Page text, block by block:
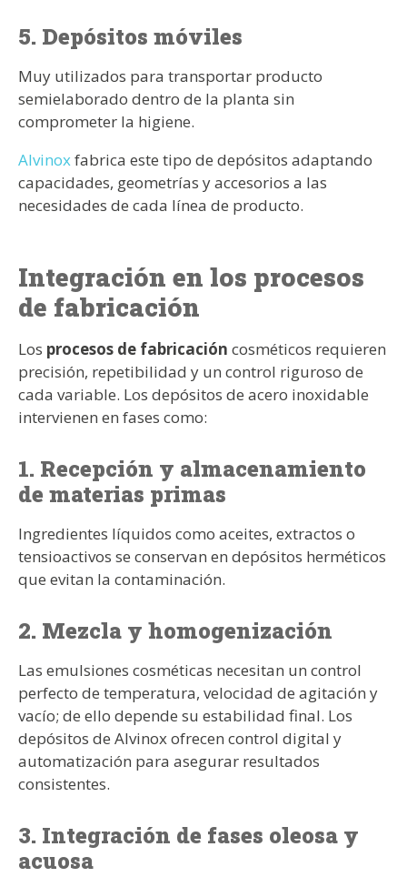
5. Depósitos móviles
Muy utilizados para transportar producto
semielaborado dentro de la planta sin
comprometer la higiene.
Alvinoxfabrica este tipo de depósitos adaptando
capacidades, geometrías y accesorios a las
necesidades de cada línea de producto.
Integración en los procesos
de fabricación
Los procesos de fabricación cosméticos requieren
precisión, repetibilidad y un control riguroso de
cada variable. Los depósitos de acero inoxidable
intervienen en fases como:
1. Recepción y almacenamiento
de materias primas
Ingredientes líquidos como aceites, extractos o
tensioactivos se conservan en depósitos herméticos
que evitan la contaminación.
2. Mezcla y homogenización
Las emulsiones cosméticas necesitan un control
perfecto de temperatura, velocidad de agitación y
vacío; de ello depende su estabilidad final. Los
depósitos de Alvinox ofrecen control digital y
automatización para asegurar resultados
consistentes.
3. Integración de fases oleosa y
acuosa